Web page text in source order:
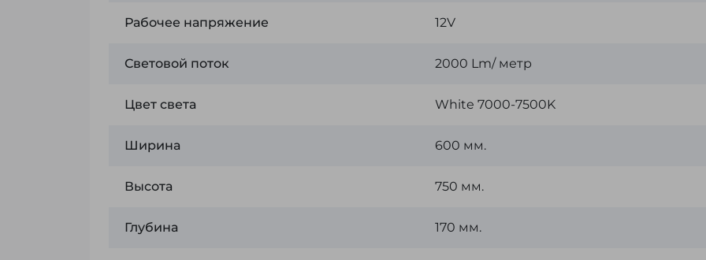
Рабочее напряжение 12V
Световой поток 2000 Lm/ метр
Цвет света White 7000-7500K
Ширина 600 мм.
Высота 750 мм.
Глубина 170 мм.